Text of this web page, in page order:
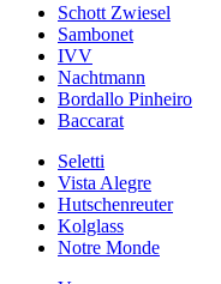
Schott Zwiesel
Sambonet
IVV
Nachtmann
Bordallo Pinheiro
Baccarat
Seletti
Vista Alegre
Hutschenreuter
Kolglass
Notre Monde